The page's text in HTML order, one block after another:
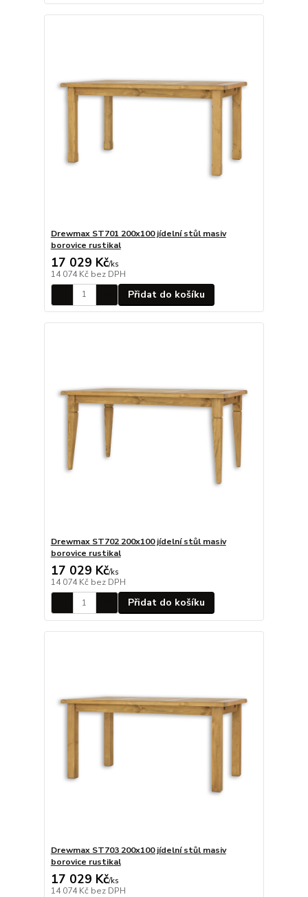
Drewmax ST701 200x100 jídelní stůl masiv
borovice rustikal
17 029 Kč/ks
14 074 Kč bez DPH
Přidat do košíku
Drewmax ST702 200x100 jídelní stůl masiv
borovice rustikal
17 029 Kč/ks
14 074 Kč bez DPH
Přidat do košíku
Drewmax ST703 200x100 jídelní stůl masiv
borovice rustikal
17 029 Kč/ks
14 074 Kč bez DPH